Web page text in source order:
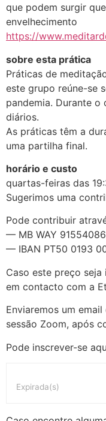
que podem surgir
envelhecimento
https://
sobre esta prática
Práticas de
este grupo reúne-se
pandemia. Durante
diários.
As práticas têm a
uma partilha final.
horário e custo
quartas-feiras das
Sugerimos uma
Pode contribuir
— MB WAY
— IBAN PT50 0193
Caso este preço
em contacto com a
Enviaremos um
sessão Zoom, após
Pode inscrever-se
Expirada(s)